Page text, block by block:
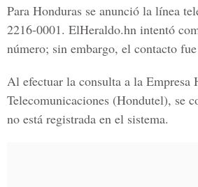
Para Honduras se anunció la línea
2216-0001. ElHeraldo.hn intentó
número; sin embargo, el contacto
Al efectuar la consulta a la Empresa
Telecomunicaciones (Hondutel), se
no está registrada en el sistema.